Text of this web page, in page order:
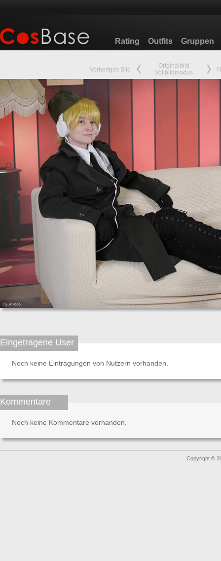
Rating Outfits Gruppen
Vorheriges Bild
Originalbild
Vollbildmodus
Eingetragene User
Noch keine Eintragungen von Nutzern vorhanden.
Kommentare
Noch keine Kommentare vorhanden.
Copyright ©